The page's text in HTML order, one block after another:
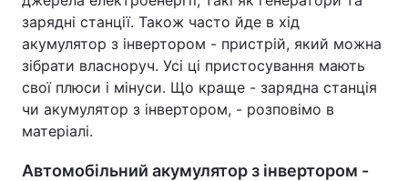
зарядні станції. Також часто йде в хід
акумулятор з інвертором - пристрій, який можна
зібрати власноруч. Усі ці пристосування мають
свої плюси і мінуси. Що краще - зарядна станція
чи акумулятор з інвертором, - розповімо в
матеріалі.
Автомобільний акумулятор з інвертором -